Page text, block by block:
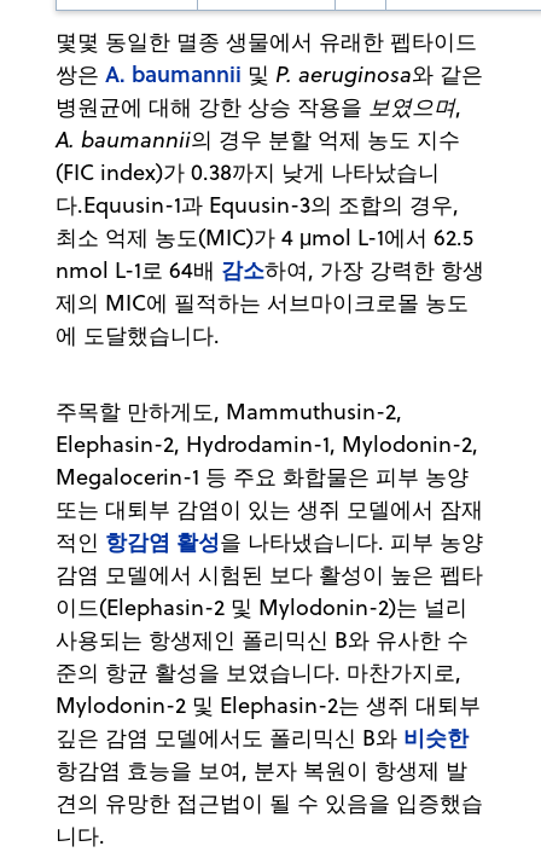
몇몇 동일한 멸종 생물에서 유래한 펩타이드
쌍은 A. baumannii 및 P. aeruginosa와 같은
병원균에 대해 강한 상승 작용을 보였으며,
A. baumannii의 경우 분할 억제 농도 지수
(FIC index)가 0.38까지 낮게 나타났습니
다.Equusin-1과 Equusin-3의 조합의 경우,
최소 억제 농도(MIC)가 4 μmol L-1에서 62.5
nmol L-1로 64배 감소하여, 가장 강력한 항생
제의 MIC에 필적하는 서브마이크로몰 농도
에 도달했습니다.
주목할 만하게도, Mammuthusin-2,
Elephasin-2, Hydrodamin-1, Mylodonin-2,
Megalocerin-1 등 주요 화합물은 피부 농양
또는 대퇴부 감염이 있는 생쥐 모델에서 잠재
적인 항감염 활성을 나타냈습니다. 피부 농양
감염 모델에서 시험된 보다 활성이 높은 펩타
이드(Elephasin-2 및 Mylodonin-2)는 널리
사용되는 항생제인 폴리믹신 B와 유사한 수
준의 항균 활성을 보였습니다. 마찬가지로,
Mylodonin-2 및 Elephasin-2는 생쥐 대퇴부
깊은 감염 모델에서도 폴리믹신 B와 비슷한
항감염 효능을 보여, 분자 복원이 항생제 발
견의 유망한 접근법이 될 수 있음을 입증했습
니다.